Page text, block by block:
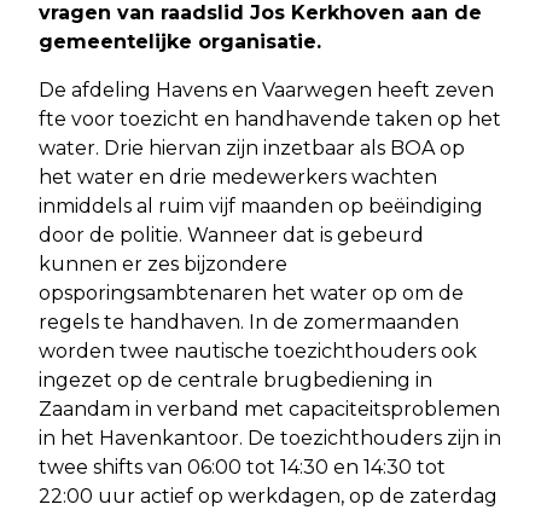
vragen van raadslid Jos Kerkhoven aan de
gemeentelijke organisatie.
De afdeling Havens en Vaarwegen heeft zeven
fte voor toezicht en handhavende taken op het
water. Drie hiervan zijn inzetbaar als BOA op
het water en drie medewerkers wachten
inmiddels al ruim vijf maanden op beëindiging
door de politie. Wanneer dat is gebeurd
kunnen er zes bijzondere
opsporingsambtenaren het water op om de
regels te handhaven. In de zomermaanden
worden twee nautische toezichthouders ook
ingezet op de centrale brugbediening in
Zaandam in verband met capaciteitsproblemen
in het Havenkantoor. De toezichthouders zijn in
twee shifts van 06:00 tot 14:30 en 14:30 tot
22:00 uur actief op werkdagen, op de zaterdag